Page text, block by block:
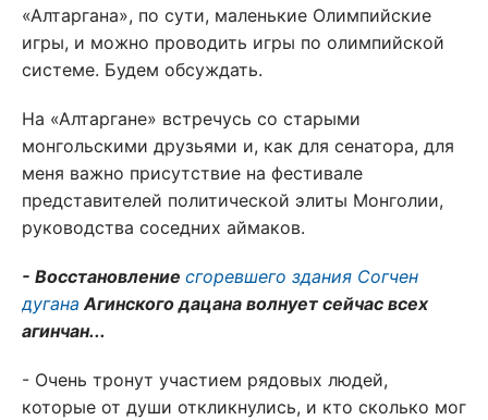
«Алтаргана», по сути, маленькие Олимпийские
игры, и можно проводить игры по олимпийской
системе. Будем обсуждать.
На «Алтаргане» встречусь со старыми
монгольскими друзьями и, как для сенатора, для
меня важно присутствие на фестивале
представителей политической элиты Монголии,
руководства соседних аймаков.
- Восстановление сгоревшего здания Согчен
дугана Агинского дацана волнует сейчас всех
агинчан...
- Очень тронут участием рядовых людей,
которые от души откликнулись, и кто сколько мог